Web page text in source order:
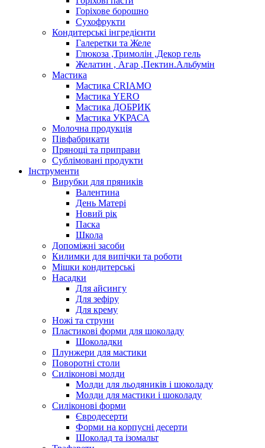
Горіхове борошно
Сухофрукти
Кондитерські інгредієнти
Галеретки та Желе
Глюкоза ,Тримолін ,Декор гель
Желатин , Агар ,Пектин.Альбумін
Мастика
Мастика CRIAMO
Мастика YERO
Мастика ДОБРИК
Мастика УКРАСА
Молочна продукція
Півфабрикати
Прянощі та приправи
Сублімовані продукти
Інструменти
Вирубки для пряників
Валентина
День Матері
Новий рік
Паска
Школа
Допоміжні засоби
Килимки для випічки та роботи
Мішки кондитерські
Насадки
Для айсингу
Для зефіру
Для крему
Ножі та струни
Пластикові форми для шоколаду
Шоколадки
Плунжери для мастики
Поворотні столи
Силіконові молди
Молди для льодяників і шоколаду
Молди для мастики і шоколаду
Силіконові форми
Євродесерти
Форми на корпусні десерти
Шоколад та ізомальт